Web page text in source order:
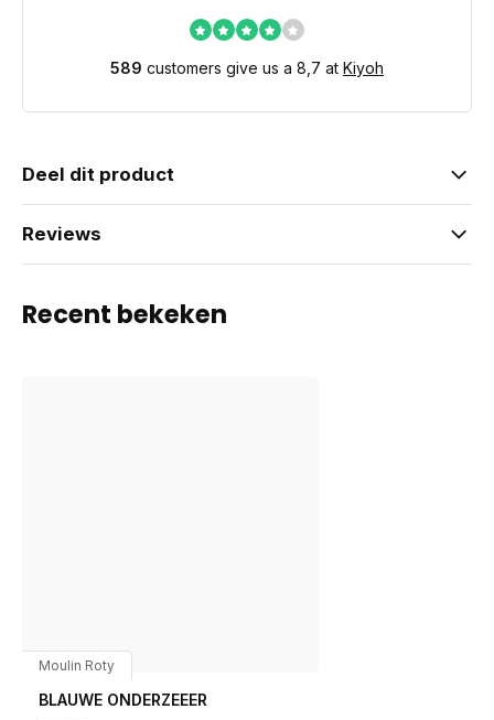
589 customers give us a 8,7 at Kiyoh
Deel dit product
Reviews
Recent bekeken
Moulin Roty
BLAUWE ONDERZEEER